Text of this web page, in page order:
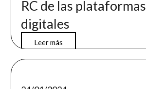
RC de las plataformas
digitales
Leer más